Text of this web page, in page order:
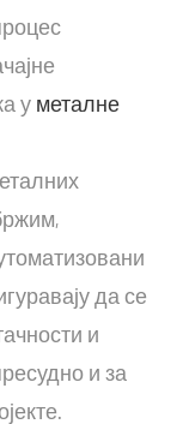
у металне
да се
и
и за